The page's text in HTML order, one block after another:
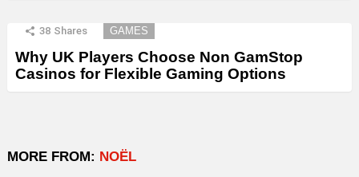
38 Shares GAMES
Why UK Players Choose Non GamStop
Casinos for Flexible Gaming Options
MORE FROM: NOËL